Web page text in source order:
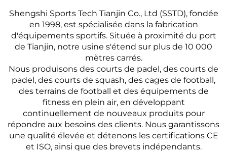
Shengshi Sports Tech Tianjin Co., Ltd (SSTD), fondée
en 1998, est spécialisée dans la fabrication
d'équipements sportifs. Située à proximité du port
de Tianjin, notre usine s'étend sur plus de 10 000
mètres carrés.
Nous produisons des courts de padel, des courts de
padel, des courts de squash, des cages de football,
des terrains de football et des équipements de
fitness en plein air, en développant
continuellement de nouveaux produits pour
répondre aux besoins des clients. Nous garantissons
une qualité élevée et détenons les certifications CE
et ISO, ainsi que des brevets indépendants.